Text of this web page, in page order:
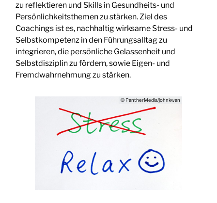
zu reflektieren und Skills in Gesundheits- und
Persönlichkeitsthemen zu stärken. Ziel des
Coachings ist es, nachhaltig wirksame Stress- und
Selbstkompetenz in den Führungsalltag zu
integrieren, die persönliche Gelassenheit und
Selbstdisziplin zu fördern, sowie Eigen- und
Fremdwahrnehmung zu stärken.
© PantherMedia/johnkwan